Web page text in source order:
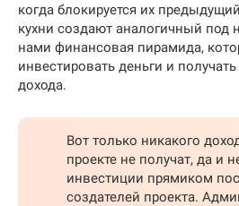
когда блокируется их
кухни создают аналогичный
нами финансовая пирамида,
инвестировать деньги и
дохода.
Вот только никакого
проекте не получат, да и
инвестиции прямиком
создателей проекта.